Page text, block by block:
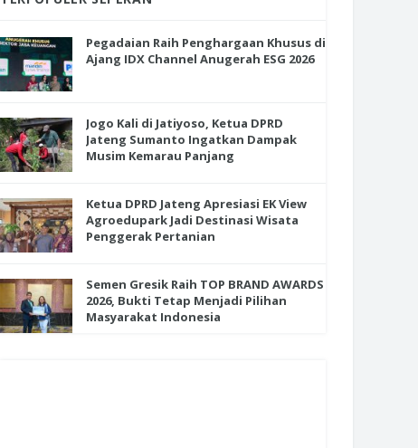
Pegadaian Raih Penghargaan Khusus di
Ajang IDX Channel Anugerah ESG 2026
Jogo Kali di Jatiyoso, Ketua DPRD
Jateng Sumanto Ingatkan Dampak
Musim Kemarau Panjang
Ketua DPRD Jateng Apresiasi EK View
Agroedupark Jadi Destinasi Wisata
Penggerak Pertanian
Semen Gresik Raih TOP BRAND AWARDS
2026, Bukti Tetap Menjadi Pilihan
Masyarakat Indonesia